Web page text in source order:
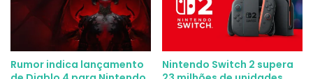
Rumor indica lançamento
Nintendo Switch 2 supera